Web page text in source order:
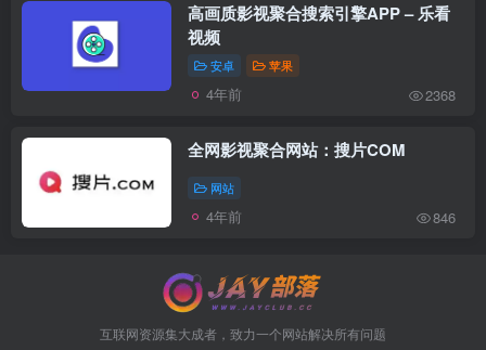
高画质影视聚合搜索引擎APP – 乐看
视频
安卓 苹果
4年前 2368
全网影视聚合网站：搜片COM
网站
4年前 846
互联网资源集大成者，致力一个网站解决所有问题